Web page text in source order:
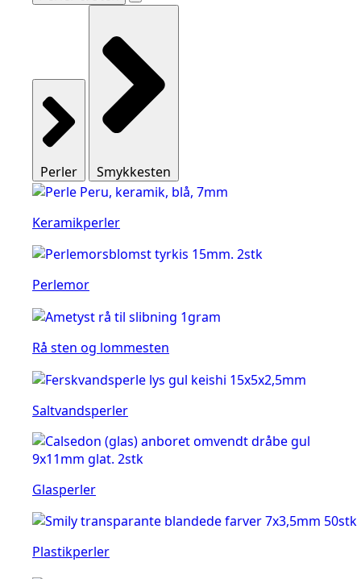
Perler Smykkesten
Keramikperler
Perlemor
Rå sten og lommesten
Saltvandsperler
Glasperler
Plastikperler